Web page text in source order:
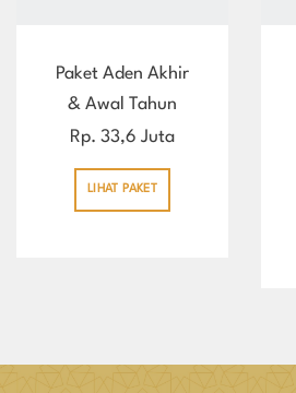
Paket Aden Akhir
& Awal Tahun
Rp. 33,6 Juta
LIHAT PAKET